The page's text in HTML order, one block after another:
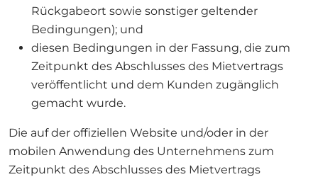
Rückgabeort sowie sonstiger geltender
Bedingungen); und
diesen Bedingungen in der Fassung, die zum
Zeitpunkt des Abschlusses des Mietvertrags
veröffentlicht und dem Kunden zugänglich
gemacht wurde.
Die auf der offiziellen Website und/oder in der
mobilen Anwendung des Unternehmens zum
Zeitpunkt des Abschlusses des Mietvertrags